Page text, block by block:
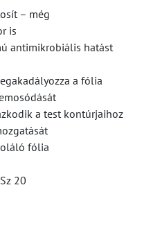
– még
is
antimikrobiális hatást
a fólia
a test kontúrjaihoz
fólia
20